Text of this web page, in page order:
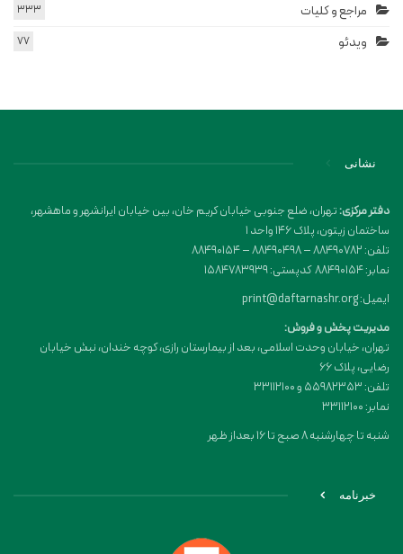
مراجع و کلیات 333
ویدئو 77
نشانی
دفتر مرکزی:تهران، ضلع جنوبی خیابان کریم خان، بین خیابان ایرانشهر و ماهشهر،
ساختمان زیتون، پلاک 146 واحد 1
تلفن: 88490782 – 88490498 – 88490154
نمابر: 88490154 کدپستی: 1584783939
ایمیل: print@daftarnashr.org
مدیریت پخش و فروش:
تهران، خیابان وحدت اسلامی، بعد از بیمارستان رازی، کوچه خندان، نبش خیابان
رضایی، پلاک ۶۶
تلفن: 55982353 و 33112100
نمابر: 33112100
شنبه تا چهارشنبه 8 صبح تا 16 بعداز ظهر
خبرنامه